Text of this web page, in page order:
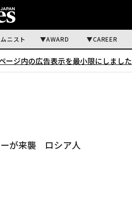
ニスト AWARD CAREER
ージ内の広告表示を最小限にしました
ーが来襲 ロシア人